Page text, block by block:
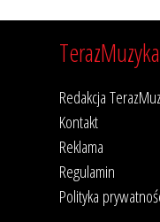
Redakcja
Kontakt
Reklama
Regulamin
Polityka